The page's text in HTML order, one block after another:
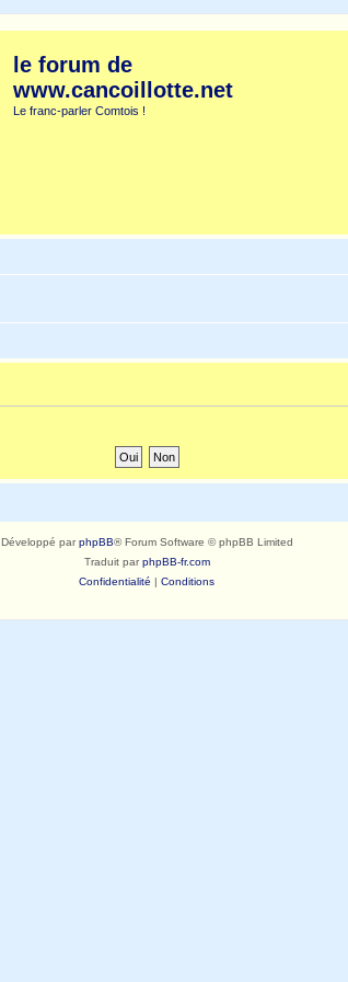
le forum de
www.cancoillotte.net
Le franc-parler Comtois !
Développé parphpBB® Forum Software © phpBB Limited
Traduit parphpBB-fr.com
Confidentialité | Conditions